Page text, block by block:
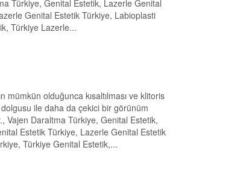
Türkiye, Genital Estetik, Lazerle Genital
Genital Estetik Türkiye, Labioplasti
Türkiye Lazerle...
olduğunca kısaltılması ve klitoris
dolgusu ile daha da çekici bir görünüm
Vajen Daraltma Türkiye, Genital Estetik,
Estetik Türkiye, Lazerle Genital Estetik
Türkiye Genital Estetik,...